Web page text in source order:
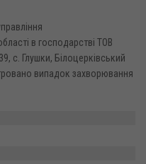
в господарстві ТОВ
с. Глушки, Білоцерківський
випадок захворювання